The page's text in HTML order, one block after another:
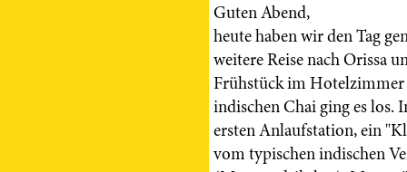
Guten Abend,
heute haben wir den Tag
weitere Reise nach Orissa
Frühstück im
indischen Chai ging es los.
ersten Anlaufstation, ein
vom typischen indischen